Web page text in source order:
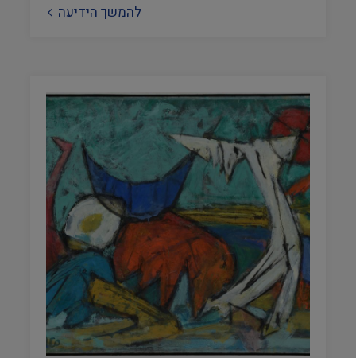
להמשך הידיעה